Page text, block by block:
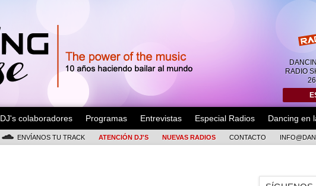
RADIO
DJ's colaboradores Programas Entrevistas Especial Radios Dancing en
ENVÍANOS TU TRACK ATENCIÓN DJ'S NUEVAS RADIOS CONTACTO